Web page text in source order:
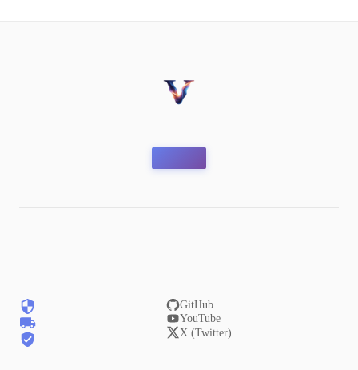
GitHub
YouTube
X (Twitter)